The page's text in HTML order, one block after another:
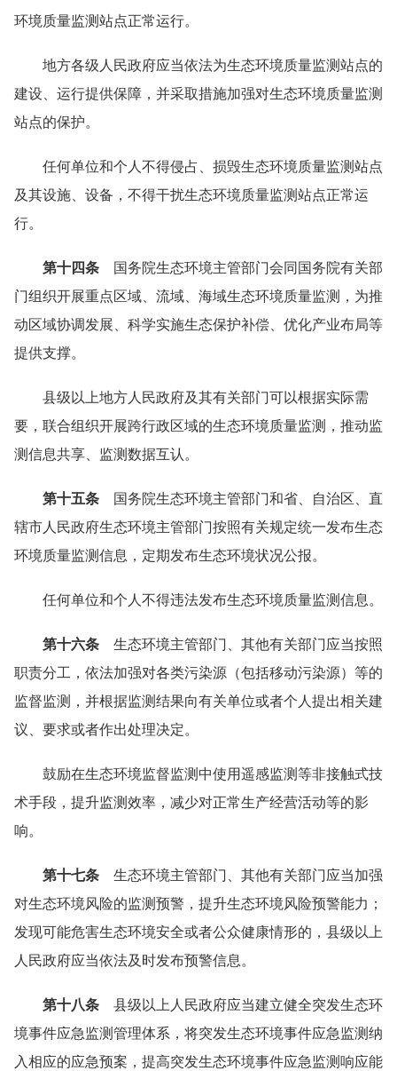
环境质量监测站点正常运行。
地方各级人民政府应当依法为生态环境质量监测站点的
建设、运行提供保障，并采取措施加强对生态环境质量监测
站点的保护。
任何单位和个人不得侵占、损毁生态环境质量监测站点
及其设施、设备，不得干扰生态环境质量监测站点正常运
行。
第十四条 国务院生态环境主管部门会同国务院有关部
门组织开展重点区域、流域、海域生态环境质量监测，为推
动区域协调发展、科学实施生态保护补偿、优化产业布局等
提供支撑。
县级以上地方人民政府及其有关部门可以根据实际需
要，联合组织开展跨行政区域的生态环境质量监测，推动监
测信息共享、监测数据互认。
第十五条 国务院生态环境主管部门和省、自治区、直
辖市人民政府生态环境主管部门按照有关规定统一发布生态
环境质量监测信息，定期发布生态环境状况公报。
任何单位和个人不得违法发布生态环境质量监测信息。
第十六条 生态环境主管部门、其他有关部门应当按照
职责分工，依法加强对各类污染源（包括移动污染源）等的
监督监测，并根据监测结果向有关单位或者个人提出相关建
议、要求或者作出处理决定。
鼓励在生态环境监督监测中使用遥感监测等非接触式技
术手段，提升监测效率，减少对正常生产经营活动等的影
响。
第十七条 生态环境主管部门、其他有关部门应当加强
对生态环境风险的监测预警，提升生态环境风险预警能力；
发现可能危害生态环境安全或者公众健康情形的，县级以上
人民政府应当依法及时发布预警信息。
第十八条 县级以上人民政府应当建立健全突发生态环
境事件应急监测管理体系，将突发生态环境事件应急监测纳
入相应的应急预案，提高突发生态环境事件应急监测响应能